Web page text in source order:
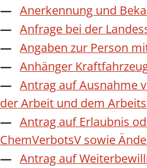
Anerkennung und
Anfrage bei der
Angaben zur Person
Anhänger
Antrag auf Ausnahme
der Arbeit und dem
Antrag auf Erlaubnis
ChemVerbotsV sowie
Antrag auf